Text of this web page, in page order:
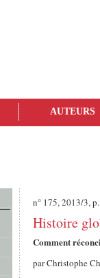
AUTEURS
n° 175, 2013/3,
Histoire
Comment
parChristophe